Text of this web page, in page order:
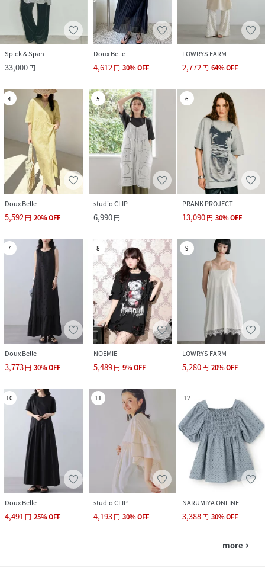
Spick & Span
33,000円
Doux Belle
4,612円 30%OFF
LOWRYS FARM
2,772円 64%OFF
4
Doux Belle
5,592円 20%OFF
5
studio CLIP
6,990円
6
PRANK PROJECT
13,090円 30%OFF
7
Doux Belle
3,773円 30%OFF
8
NOEMIE
5,489円 9%OFF
9
LOWRYS FARM
5,280円 20%OFF
10
Doux Belle
4,491円 25%OFF
11
studio CLIP
4,193円 30%OFF
12
NARUMIYA ONLINE
3,388円 30%OFF
more navigate_next